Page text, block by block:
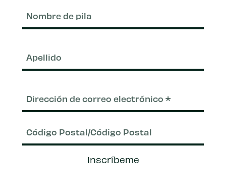
electrónico(Requerido)
Postal/CódigoInscríbeme